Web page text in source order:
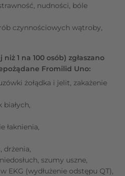
nudności, bóle
czynnościowych wątroby,
1 na 100 osób) zgłaszano
Fromilid Uno:
żołądka i jelit, zakażenie
łaknienia,
drżenia,
szumy uszne,
EKG (wydłużenie odstępu QT),